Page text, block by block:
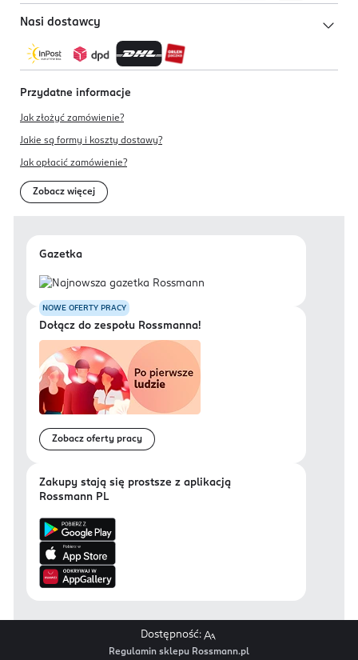
Nasi dostawcy
Przydatne informacje
Jak złożyć zamówienie?
Jakie są formy i koszty dostawy?
Jak opłacić zamówienie?
Zobacz więcej
Gazetka
NOWE OFERTY PRACY
Dołącz do zespołu Rossmanna!
Zobacz oferty pracy
Zakupy stają się prostsze z aplikacją
Rossmann PL
Dostępność:
Regulamin sklepu Rossmann.pl